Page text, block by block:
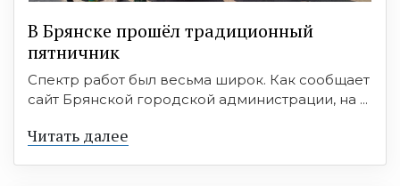
В Брянске прошёл традиционный
пятничник
Спектр работ был весьма широк. Как сообщает
сайт Брянской городской администрации, на ...
Читать далее